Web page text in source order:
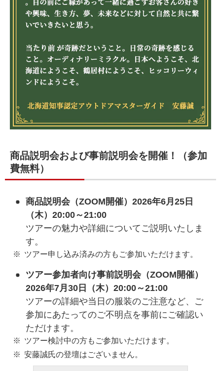
商品説明会および事前説明会を開催！（参加
費無料）
商品説明会（ZOOM開催）2026年6月25日
（木）20:00～21:00
ツアーの魅力や詳細についてご説明いたしま
す。
ツアー申し込み済みの方もご参加いただけます。
ツアー参加者向け事前説明会（ZOOM開催）
2026年7月30日（木）20:00～21:00
ツアーの詳細や当日の服装のご注意など、ご
参加にあたってのご不明点を事前にご確認い
ただけます。
ツアー検討中の方もご参加いただけます。
安藤誠氏の登壇はございません。